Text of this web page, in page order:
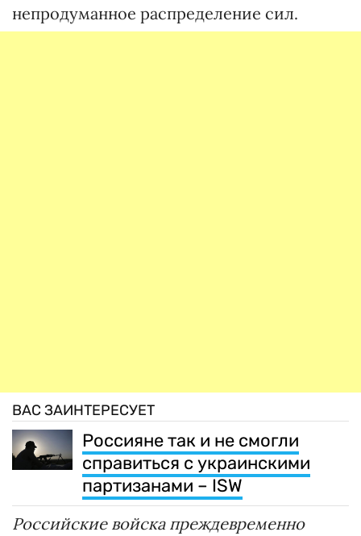
непродуманное распределение сил.
ВАС ЗАИНТЕРЕСУЕТ
Россияне так и не смогли
справиться с украинскими
партизанами – ISW
Российские войска преждевременно